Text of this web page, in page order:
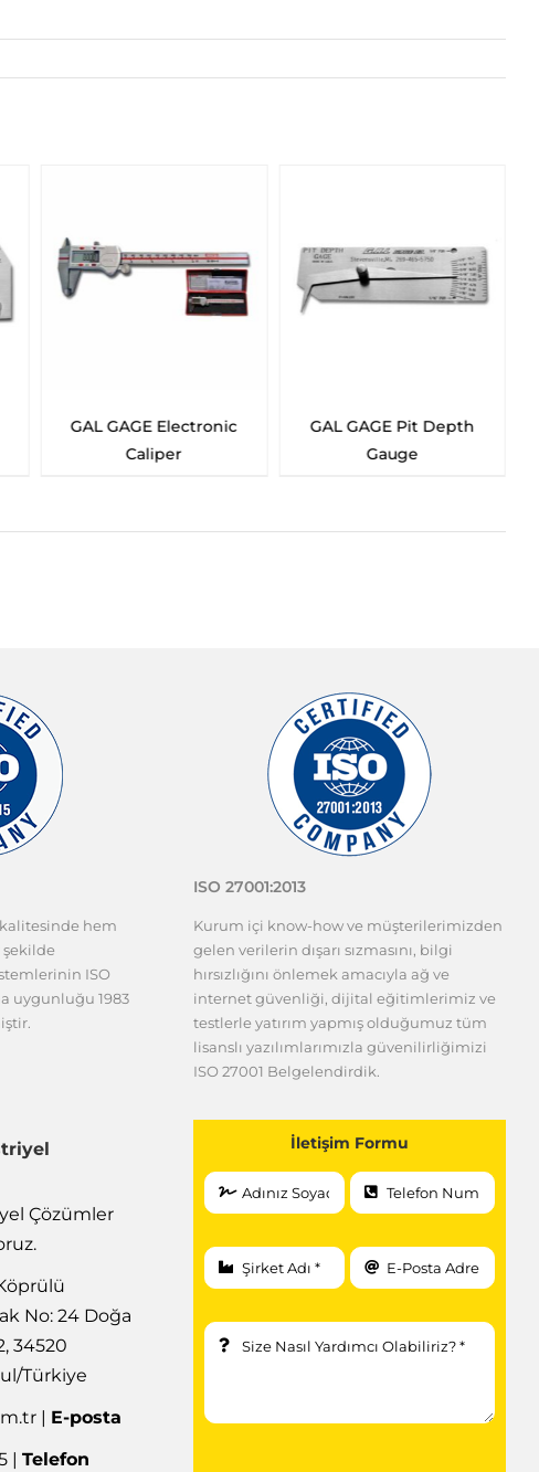
GAL GAGE Electronic
Caliper
GAL GAGE Pit Depth
Gauge
hem
ISO
uygunluğu 1983
ISO 27001:2013
Kurum içi know-how ve müşterilerimizden
gelen verilerin dışarı sızmasını, bilgi
hırsızlığını önlemek amacıyla ağ ve
internet güvenliği, dijital eğitimlerimiz ve
testlerle yatırım yapmış olduğumuz tüm
lisanslı yazılımlarımızla güvenilirliğimizi
ISO 27001 Belgelendirdik.
Çözümler
No: 24 Doğa
34520
Türkiye
| E-posta
|Telefon
İletişim Formu